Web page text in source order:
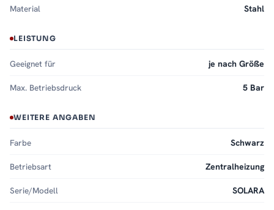
Material Stahl
LEISTUNG
Geeignet für je nach Größe
Max. Betriebsdruck 5 Bar
WEITERE ANGABEN
Farbe Schwarz
Betriebsart Zentralheizung
Serie/Modell SOLARA